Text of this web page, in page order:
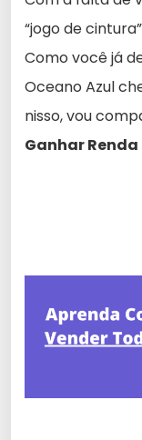
“jogo de
Como você já
Oceano Azul
nisso, vou
Ganhar